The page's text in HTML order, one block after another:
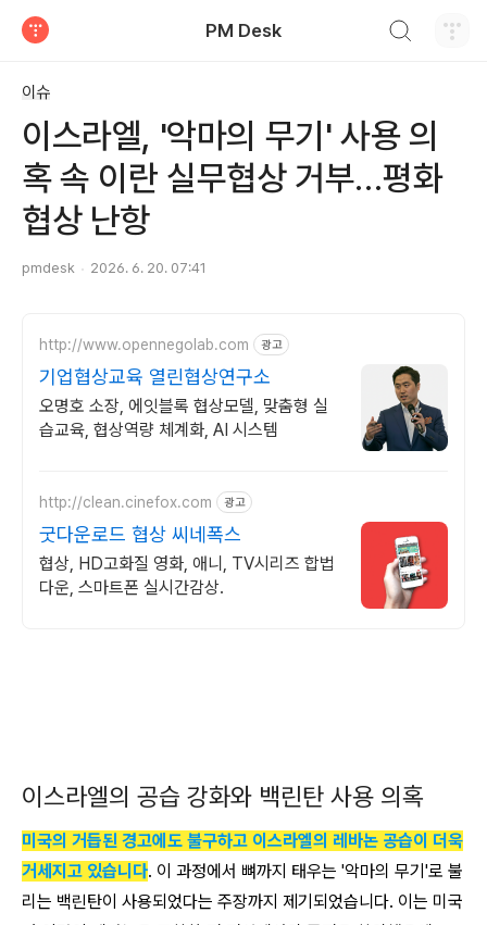
PM Desk
이슈
이스라엘, '악마의 무기' 사용 의
혹 속 이란 실무협상 거부…평화
협상 난항
pmdesk 2026. 6. 20. 07:41
http://www.opennegolab.com 광고
기업협상교육 열린협상연구소
오명호 소장, 에잇블록 협상모델, 맞춤형 실
습교육, 협상역량 체계화, AI 시스템
http://clean.cinefox.com 광고
굿다운로드 협상 씨네폭스
협상, HD고화질 영화, 애니, TV시리즈 합법
다운, 스마트폰 실시간감상.
이스라엘의 공습 강화와 백린탄 사용 의혹
미국의 거듭된 경고에도 불구하고 이스라엘의 레바논 공습이 더욱
거세지고 있습니다. 이 과정에서 뼈까지 태우는 '악마의 무기'로 불
리는 백린탄이 사용되었다는 주장까지 제기되었습니다. 이는 미국